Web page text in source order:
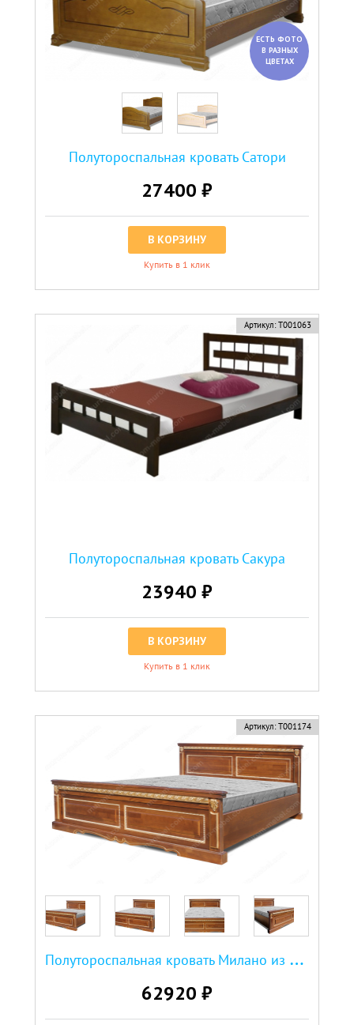
ЕСТЬ ФОТО
В РАЗНЫХ
ЦВЕТАХ
Полутороспальная кровать Сатори
27400 ₽
В КОРЗИНУ
Купить в 1 клик
Артикул: Т001063
Полутороспальная кровать Сакура
23940 ₽
В КОРЗИНУ
Купить в 1 клик
Артикул: Т001174
П
олутороспальная кровать Милано из березы
62920 ₽